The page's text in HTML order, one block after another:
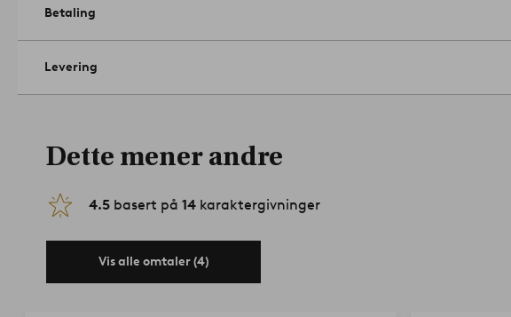
2137439-03
Betaling
Levering
Dette mener andre
4.5 basert på 14 karaktergivninger
Vis alle omtaler (4)